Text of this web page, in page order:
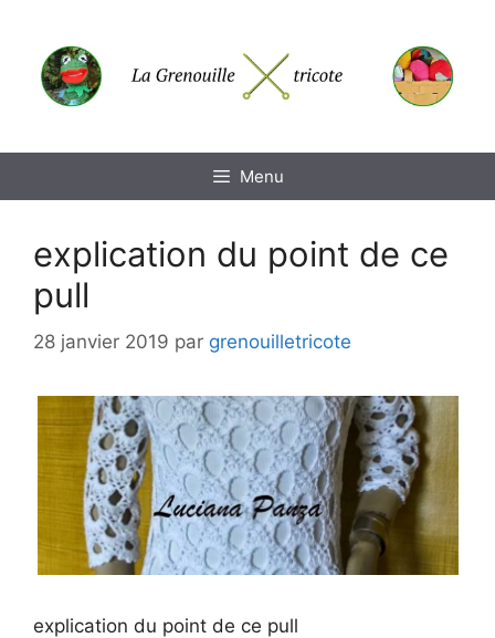
contenu
Menu
explication du point de ce
pull
28 janvier 2019 par grenouilletricote
explication du point de ce pull